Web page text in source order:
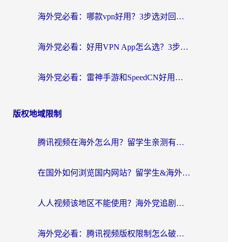
海外党必看：哪款vpn好用？3步选对回国加速器，无缝刷剧玩游戏
海外党必看：好用VPN App怎么选？3步教你无缝访问国内资源
海外党必看：雷神手游和SpeedCN好用吗？3招选对回国加速器无缝刷国内资源
版权地域限制
腾讯视频在海外怎么用？留学生亲测有效的回国加速器攻略
在国外如何浏览国内网站？留学生&海外华人的无缝访问指南
人人视频该地区不能使用？海外党追剧看片的终极解决方案来了
海外党必看：腾讯视频版权限制怎么破？3步让你轻松追剧